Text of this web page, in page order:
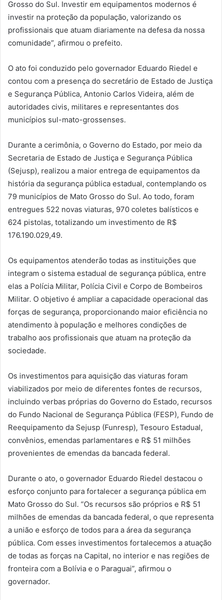
Grosso do Sul. Investir em equipamentos modernos é
investir na proteção da população, valorizando os
profissionais que atuam diariamente na defesa da nossa
comunidade”, afirmou o prefeito.
O ato foi conduzido pelo governador Eduardo Riedel e
contou com a presença do secretário de Estado de Justiça
e Segurança Pública, Antonio Carlos Videira, além de
autoridades civis, militares e representantes dos
municípios sul-mato-grossenses.
Durante a cerimônia, o Governo do Estado, por meio da
Secretaria de Estado de Justiça e Segurança Pública
(Sejusp), realizou a maior entrega de equipamentos da
história da segurança pública estadual, contemplando os
79 municípios de Mato Grosso do Sul. Ao todo, foram
entregues 522 novas viaturas, 970 coletes balísticos e
624 pistolas, totalizando um investimento de R$
176.190.029,49.
Os equipamentos atenderão todas as instituições que
integram o sistema estadual de segurança pública, entre
elas a Polícia Militar, Polícia Civil e Corpo de Bombeiros
Militar. O objetivo é ampliar a capacidade operacional das
forças de segurança, proporcionando maior eficiência no
atendimento à população e melhores condições de
trabalho aos profissionais que atuam na proteção da
sociedade.
Os investimentos para aquisição das viaturas foram
viabilizados por meio de diferentes fontes de recursos,
incluindo verbas próprias do Governo do Estado, recursos
do Fundo Nacional de Segurança Pública (FESP), Fundo de
Reequipamento da Sejusp (Funresp), Tesouro Estadual,
convênios, emendas parlamentares e R$ 51 milhões
provenientes de emendas da bancada federal.
Durante o ato, o governador Eduardo Riedel destacou o
esforço conjunto para fortalecer a segurança pública em
Mato Grosso do Sul. “Os recursos são próprios e R$ 51
milhões de emendas da bancada federal, o que representa
a união e esforço de todos para a área da segurança
pública. Com esses investimentos fortalecemos a atuação
de todas as forças na Capital, no interior e nas regiões de
fronteira com a Bolívia e o Paraguai”, afirmou o
governador.